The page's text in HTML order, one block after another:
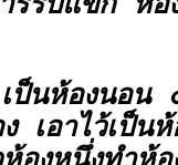
นห้องนอน
เอาไว้เป็น